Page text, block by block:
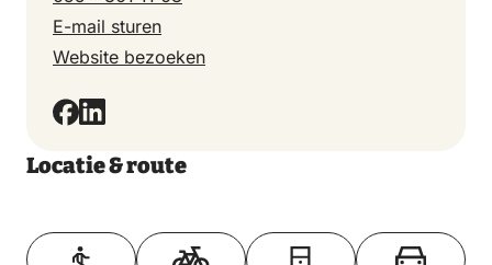
E-mail sturen
Website bezoeken
Locatie & route
Toon op kaart